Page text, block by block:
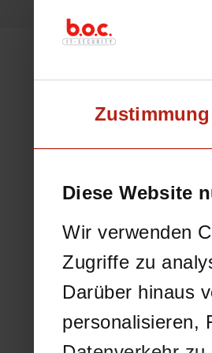
Zustimmung
Diese Website
Wir verwenden
Zugriffe zu
Darüber hinaus
personalisieren,
Es
Aus den
kann
unten.